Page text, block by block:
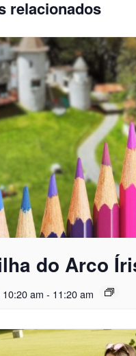
relacionados
do Arco
am - 11:20 am